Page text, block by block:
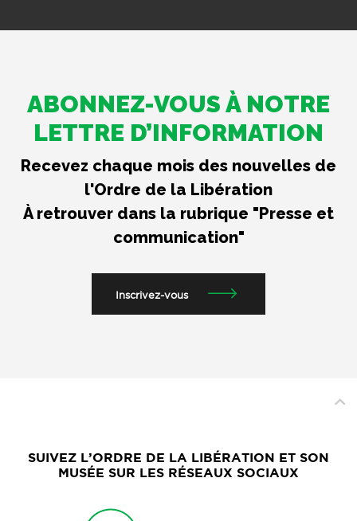
ABONNEZ-VOUS À NOTRE
LETTRE D’INFORMATION
Recevez chaque mois des nouvelles de
l'Ordre de la Libération
À retrouver dans la rubrique "Presse et
communication"
Inscrivez-vous
SUIVEZ L’ORDRE DE LA LIBÉRATION ET SON
MUSÉE SUR LES RÉSEAUX SOCIAUX